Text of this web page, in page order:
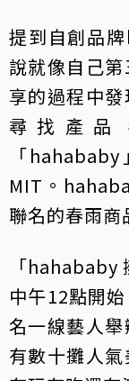
提到自創品
說就像自己
享的過程中
尋找產品
「
MIT。
聯名的春雨商
「hahababy
中午12點開
名一線藝人
有數十攤人